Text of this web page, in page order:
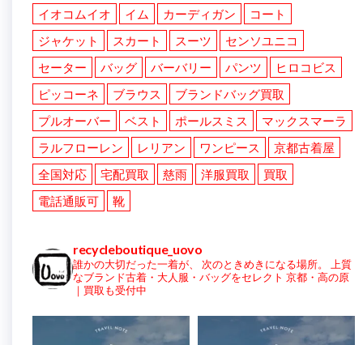
イオコムイオ
イム カーディガン
コート
ジャケット
スカート スーツ
センソユニコ
セーター
バッグ バーバリー パンツ
ヒロコビス
ピッコーネ
ブラウス
ブランドバッグ買取
プルオーバー
ベスト ポールスミス
マックスマーラ
ラルフローレン
レリアン ワンピース
京都古着屋
全国対応
宅配買取 慈雨 洋服買取
買取
電話通販可
靴
recycleboutique_uovo
誰かの大切だった一着が、 次のときめきになる場所。
上質
なブランド古着・大人服・バッグをセレクト 京都・高の原
｜買取も受付中